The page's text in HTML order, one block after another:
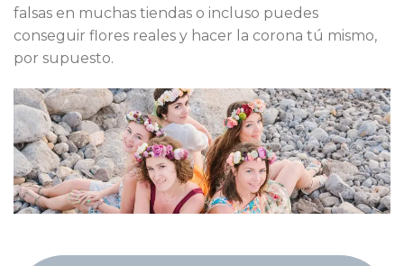
falsas en muchas tiendas o incluso puedes
conseguir flores reales y hacer la corona tú mismo,
por supuesto.